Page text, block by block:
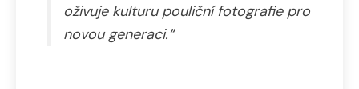
oživuje kulturu pouliční fotografie pro
novou generaci.“